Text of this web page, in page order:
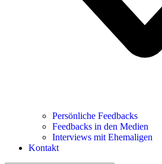
Persönliche Feedbacks
Feedbacks in den Medien
Interviews mit Ehemaligen
Kontakt